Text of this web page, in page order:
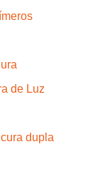
de Luz
dupla